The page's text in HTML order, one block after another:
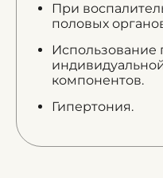
При
половых
Использование
компонентов.
Гипертония.